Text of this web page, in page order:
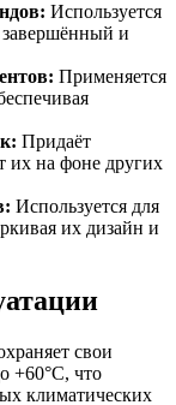
Используется
завершённый и
Применяется
Придаёт
их на фоне других
Используется для
их дизайн и
свои
+60°C, что
климатических